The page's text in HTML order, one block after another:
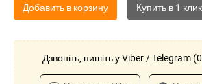
Добавить в корзину
Дзвоніть, пишіть у Viber / Telegram